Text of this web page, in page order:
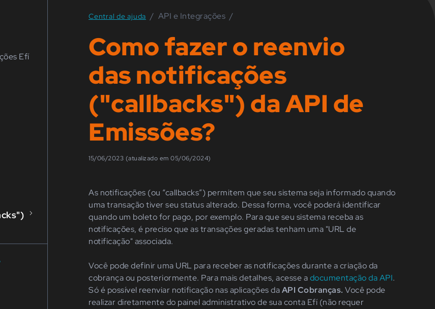
Efí
Central de ajuda / API e Integrações /
Como fazer o reenvio
das notificações
("callbacks") da API de
Emissões?
15/06/2023 (atualizado em 05/06/2024)
As notificações (ou “callbacks”) permitem que seu sistema seja informado quando
uma transação tiver seu status alterado. Dessa forma, você poderá identificar
quando um boleto for pago, por exemplo. Para que seu sistema receba as
notificações, é preciso que as transações geradas tenham uma "URL de
notificação" associada.
Você pode definir uma URL para receber as notificações durante a criação da
cobrança ou posteriormente. Para mais detalhes, acesse adocumentação da API.
Só é possível reenviar notificação nas aplicações daAPI Cobranças. Você pode
realizar diretamente do paineladministrativode sua conta Efí (não requer